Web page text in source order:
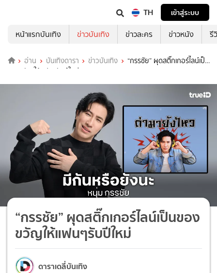
TH
เข้าสู่ระบบ
หน้าแรกบันเทิง
ข่าวบันเทิง ข่าวละคร ข่าวหนัง รี
อ่าน บันเทิงดารา ข่าวบันเทิง
“กรรชัย” ผุดสติ๊กเกอร์ไลน์เป็น
ของขวัญให้แฟนๆรับปีใหม่
“กรรชัย” ผุดสติ๊กเกอร์ไลน์เป็นของ
ขวัญให้แฟนๆรับปีใหม่
ดาราเดลี่บันเทิง